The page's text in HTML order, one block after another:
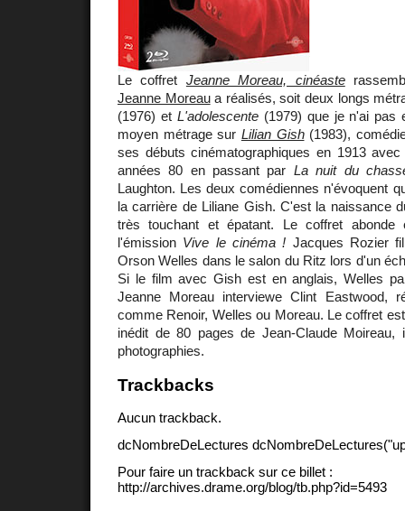
Le coffret Jeanne Moreau, cinéaste
Jeanne Moreaua réalisés, soit deux longs
(1976) et L'adolescente(1979) que je n'ai pas
moyen métrage sur Lilian Gish(1983),
ses débuts cinématographiques en 1913
années 80 en passant par La nuit du
Laughton. Les deux comédiennes n'évoquent
la carrière de Liliane Gish. C'est la naissance
très touchant et épatant. Le coffret abonde
l'émission Vive le cinéma ! Jacques Rozier
Orson Welles dans le salon du Ritz lors d'un
Si le film avec Gish est en anglais, Welles
Jeanne Moreau interviewe Clint Eastwood,
comme Renoir, Welles ou Moreau. Le coffret
inédit de 80 pages de Jean-Claude Moireau,
photographies.
Trackbacks
Aucun trackback.
dcNombreDeLectures
Pour faire un trackback sur ce billet :
http://archives.drame.org/blog/tb.php?id=5493